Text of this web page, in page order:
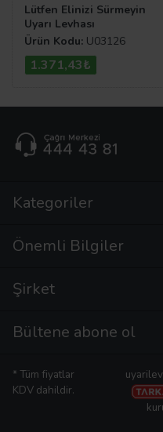
Lütfen Elinizi Sürmeyin
Uyarı Levhası
Ürün Kodu: U03126
1.371,43₺
Kategoriler
Önemli Bilgiler
Şirket
Bültene abone ol
* Tüm fiyatlar
KDV dahildir.